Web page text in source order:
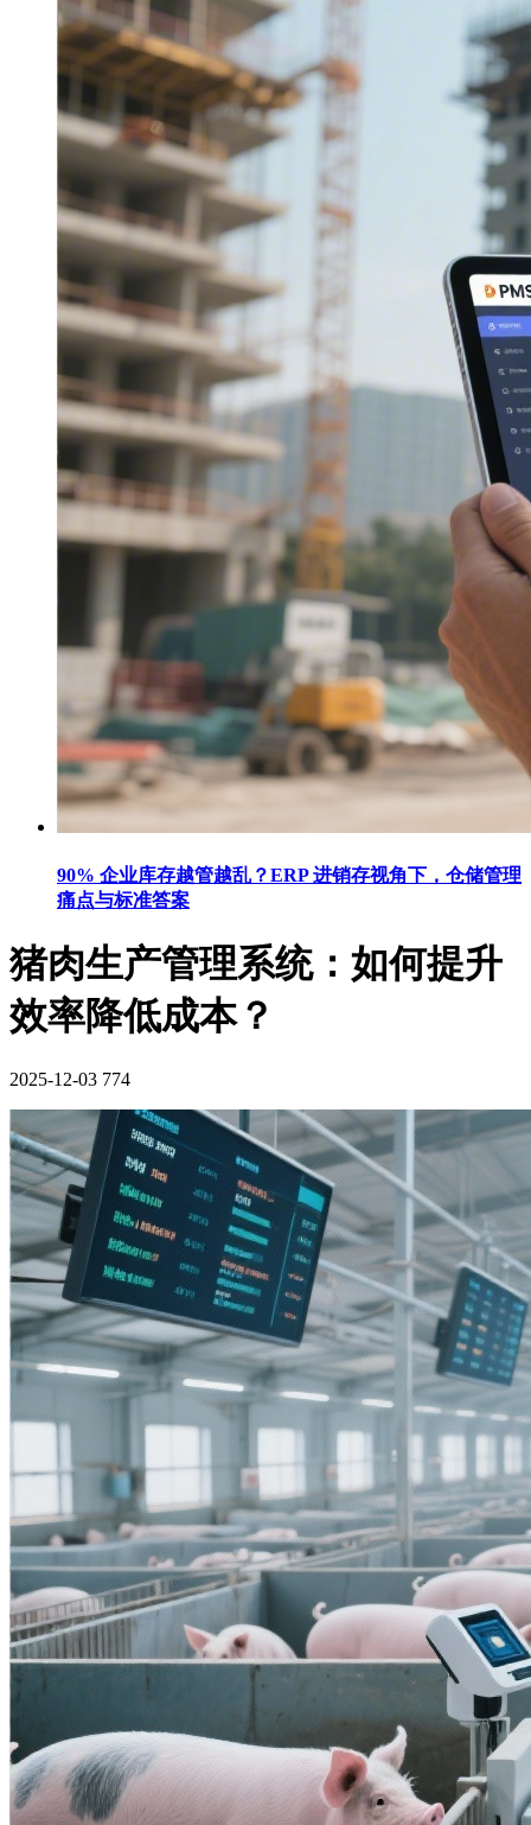
90% 企业库存越管越乱？ERP 进销存视角下，仓储管理
痛点与标准答案
猪肉生产管理系统：如何提升
效率降低成本？
2025-12-03 774